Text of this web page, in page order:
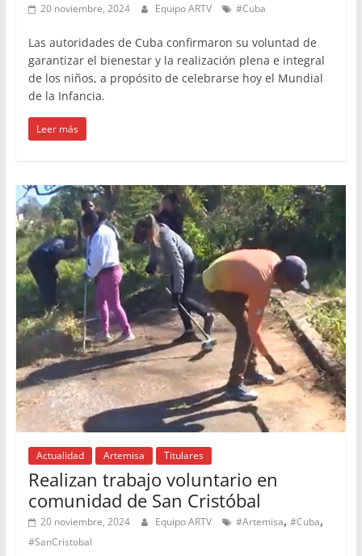
20 noviembre, 2024 Equipo ARTV #Cuba
Las autoridades de Cuba confirmaron su voluntad de
garantizar el bienestar y la realización plena e integral
de los niños, a propósito de celebrarse hoy el Mundial
de la Infancia.
Leer más
Actualidad Artemisa Titulares
Realizan trabajo voluntario en
comunidad de San Cristóbal
20 noviembre, 2024 Equipo ARTV #Artemisa, #Cuba,
#SanCristobal